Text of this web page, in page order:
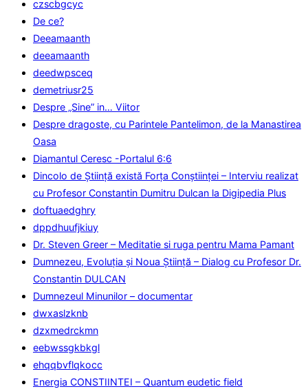
czscbgcyc
De ce?
Deeamaanth
deeamaanth
deedwpsceq
demetriusr25
Despre „Sine” in… Viitor
Despre dragoste, cu Parintele Pantelimon, de la Manastirea
Oasa
Diamantul Ceresc -Portalul 6:6
Dincolo de Știință există Forța Conștiinței – Interviu realizat
cu Profesor Constantin Dumitru Dulcan la Digipedia Plus
doftuaedghry
dppdhuufjkiuy
Dr. Steven Greer – Meditatie si ruga pentru Mama Pamant
Dumnezeu, Evoluţia şi Noua Ştiinţă – Dialog cu Profesor Dr.
Constantin DULCAN
Dumnezeul Minunilor – documentar
dwxaslzknb
dzxmedrckmn
eebwssgkbkgl
ehqqbvflqkocc
Energia CONSTIINTEI – Quantum eudetic field